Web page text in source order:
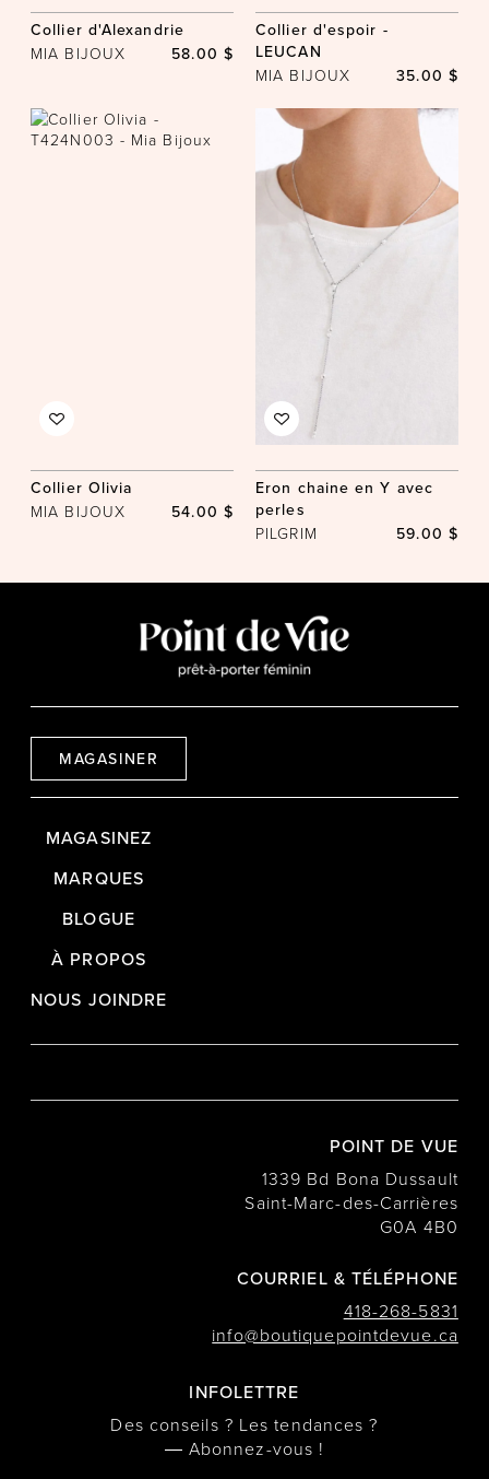
Collier d'Alexandrie
MIA BIJOUX 58.00 $
Collier d'espoir -
LEUCAN
MIA BIJOUX 35.00 $
Collier Olivia
MIA BIJOUX 54.00 $
Eron chaine en Y avec
perles
PILGRIM 59.00 $
MAGASINER
MAGASINEZ
MARQUES
BLOGUE
À PROPOS
NOUS JOINDRE
POINT DE VUE
1339 Bd Bona Dussault
Saint-Marc-des-Carrières
G0A 4B0
COURRIEL & TÉLÉPHONE
418-268-5831
info@boutiquepointdevue.ca
INFOLETTRE
Des conseils ? Les tendances ?
― Abonnez-vous !